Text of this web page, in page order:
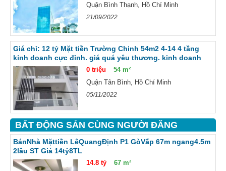
Quận Bình Thạnh, Hồ Chí Minh
21/09/2022
Giá chỉ: 12 tỷ Mặt tiền Trường Chinh 54m2 4-14 4 tầng
kinh doanh cực đỉnh. giá quá yêu thương. kinh doanh
mọi nghành nghề. ngay cầu tham lương chỉ
0 triệu
54 m²
Quận Tân Bình, Hồ Chí Minh
05/11/2022
BẤT ĐỘNG SẢN CÙNG NGƯỜI ĐĂNG
BánNhà Mặttiền LêQuangĐịnh P1 GòVấp 67m ngang4.5m
2lầu ST Giá 14tỷ8TL
14.8 tỷ
67 m²